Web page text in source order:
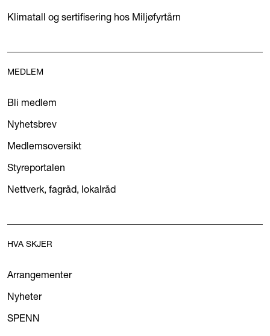
Klimatall og sertifisering hos Miljøfyrtårn
MEDLEM
Bli medlem
Nyhetsbrev
Medlemsoversikt
Styreportalen
Nettverk, fagråd, lokalråd
HVA SKJER
Arrangementer
Nyheter
SPENN